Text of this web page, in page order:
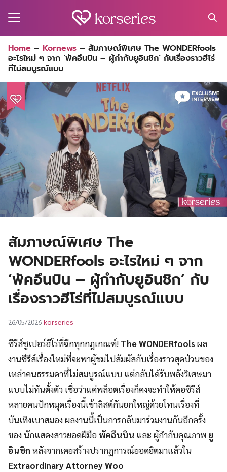
for:
Home – Kornews – สัมภาษณ์พิเศษ The WONDERfools
อะไรใหม่ ๆ จาก ‘พัคอึนบิน – ผู้กำกับยูอินชิก’ กับเรื่องราวฮีโร่
ที่ไม่สมบูรณ์แบบ
สัมภาษณ์พิเศษ The
WONDERfools อะไรใหม่ ๆ จาก
‘พัคอึนบิน – ผู้กำกับยูอินชิก’ กับ
เรื่องราวฮีโร่ที่ไม่สมบูรณ์แบบ
26/05/2026 korseries
ซีรีส์ซูเปอร์ฮีโร่ที่ฉีกทุกกฎเกณฑ์! The WONDERfoolsผล
งานซีรีส์เรื่องใหม่ที่จะพาผู้ชมไปสัมผัสกับเรื่องราวสุดป่วนของ
เหล่าคนธรรมดาที่ไม่สมบูรณ์แบบ แต่กลับได้รับพลังวิเศษมา
แบบไม่ทันตั้งตัว เชื่อว่าแค่พล็อตเรื่องก็คงจะทำให้คอซีรีส์
หลายคนปักหมุดเรื่องนี้เข้าลิสต์กันยกใหญ่ด้วยโทนเรื่องที่
บันเทิงเบาสมอง ผลงานนี้เป็นการกลับมาร่วมงานกันอีกครั้ง
ของ นักแสดงสาวยอดฝีมือ พัคอึนบิน และ ผู้กำกับคุณภาพ ยู
อินชิก หลังจากเคยสร้างปรากฏการณ์ยอดฮิตมาแล้วใน
Extraordinary Attorney Woo